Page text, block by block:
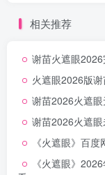
相关推荐
谢苗火遮眼
火遮眼2026版
谢苗2026火遮
谢苗2026火遮
《火遮眼》百
《火遮眼》